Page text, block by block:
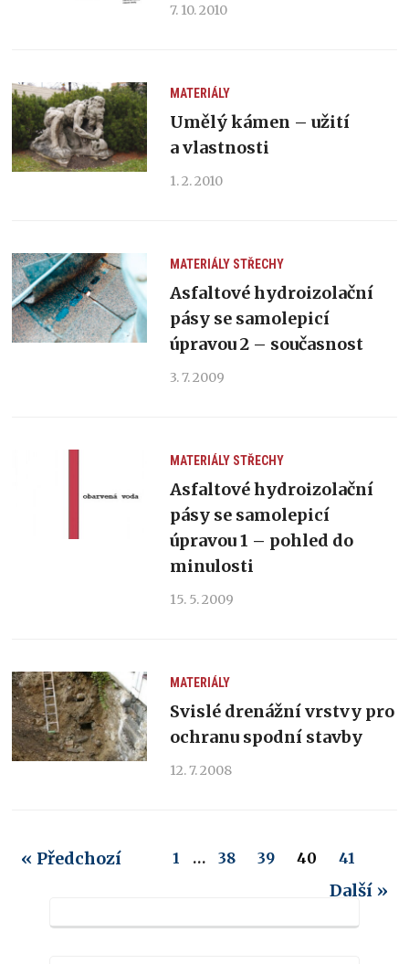
7. 10. 2010
MATERIÁLY
Umělý kámen – užití
a vlastnosti
1. 2. 2010
MATERIÁLY STŘECHY
Asfaltové hydroizolační
pásy se samolepicí
úpravou 2 – současnost
3. 7. 2009
MATERIÁLY STŘECHY
Asfaltové hydroizolační
pásy se samolepicí
úpravou 1 – pohled do
minulosti
15. 5. 2009
MATERIÁLY
Svislé drenážní vrstvy pro
ochranu spodní stavby
12. 7. 2008
« Předchozí 1 … 38 39 40 41
Další »